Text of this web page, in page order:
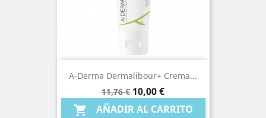
A-Derma Dermalibour+ Crema...
Precio
base
11,76 € Precio
10,00 €
 AÑADIR AL CARRITO